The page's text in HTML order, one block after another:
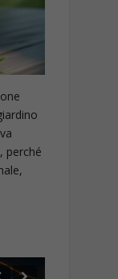
perché